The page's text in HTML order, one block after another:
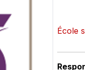
École